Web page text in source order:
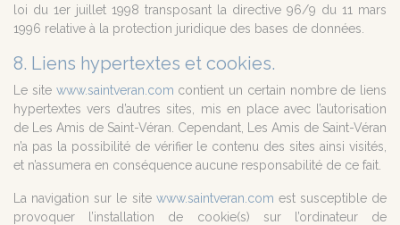
loi du 1er juillet 1998 transposant la directive 96/9 du 11 mars
1996 relative à la protection juridique des bases de données.
8. Liens hypertextes et cookies.
Le site www.saintveran.com contient un certain nombre de liens
hypertextes vers d’autres sites, mis en place avec l’autorisation
de Les Amis de Saint-Véran. Cependant, Les Amis de Saint-Véran
n’a pas la possibilité de vérifier le contenu des sites ainsi visités,
et n’assumera en conséquence aucune responsabilité de ce fait.
La navigation sur le site www.saintveran.com est susceptible de
provoquer l’installation de cookie(s) sur l’ordinateur de